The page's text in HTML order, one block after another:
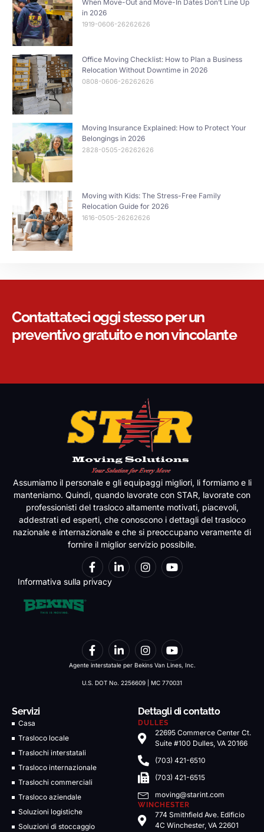
When Move-Out and Move-In Dates Don’t Line Up
in 2026
1919-0606-26262626
Office Moving Checklist: How to Plan a Business
Relocation Without Downtime in 2026
0808-0606-26262626
Moving Insurance Explained: How to Protect Your
Belongings in 2026
2828-0505-26262626
Moving with Kids: The Stress-Free Family
Relocation Guide for 2026
1616-0505-26262626
Contattateci oggi stesso per un
preventivo gratuito e non vincolante
Assumiamo il personale e gli equipaggi migliori, li formiamo e li
manteniamo. Quindi, quando lavorate con STAR, lavorate con
professionisti del trasloco altamente motivati, piacevoli,
addestrati ed esperti, che conoscono i dettagli del trasloco
nazionale e internazionale e che si preoccupano veramente di
fornire il miglior servizio possibile.
Informativa sulla privacy
Agente interstatale per Bekins Van Lines, Inc.
U.S. DOT No. 2256609 | MC 770031
Servizi
Casa
Trasloco locale
Traslochi interstatali
Trasloco internazionale
Traslochi commerciali
Trasloco aziendale
Soluzioni logistiche
Soluzioni di stoccaggio
Dettagli di contatto
DULLES
22695 Commerce Center Ct.
Suite #100 Dulles, VA 20166
(703) 421-6510
(703) 421-6515
moving@starint.com
WINCHESTER
774 Smithfield Ave. Edificio
4C Winchester, VA 22601